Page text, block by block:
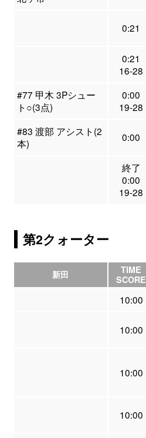
0:21
0:21
16-28
#77 甲木 3Pシュー
ト○(3点)
0:00
19-28
#83 渡部 アシスト(2
本)
0:00
終了
0:00
19-28
第2クォーター
新田
TIME
SCORE
10:00
10:00
10:00
10:00